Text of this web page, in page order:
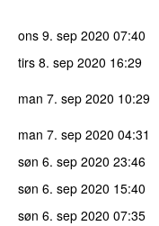
ons 9. sep 2020 07:40
tirs 8. sep 2020 16:29
man 7. sep 2020 10:29
man 7. sep 2020 04:31
søn 6. sep 2020 23:46
søn 6. sep 2020 15:40
søn 6. sep 2020 07:35